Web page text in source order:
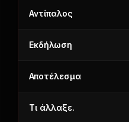
Αντίπαλος
Εκδήλωση
Αποτέλεσμα
Τι άλλαξε.